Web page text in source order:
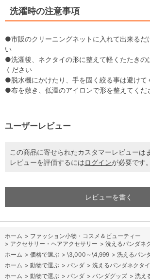
洗濯時の注意事項
●市販のクリーニングネットに入れて出来るだ
い
●洗濯後、ネクタイの形に整えて軽くたたきの
ください
●脱水機にかけたり、手を固く絞る事は避けて
●布を敷き、低温のアイロンで形を整えてくだ
ユーザーレビュー
この商品に寄せられたカスタマーレビューは
レビューを評価するにはログインが必要です。
レビューを書く
ホーム > ファッション小物・コスメ＆ビューティー
> アクセサリー・ヘアアクセサリー > 洗えるパンダネ
ホーム > 価格で選ぶ > \3,000～\4,999 > 洗えるパン
ホーム > 動物で選ぶ > パンダ > 洗えるパンダネクタイ
ホーム > 動物で選ぶ > パンダ > パンダグッズ > 洗え